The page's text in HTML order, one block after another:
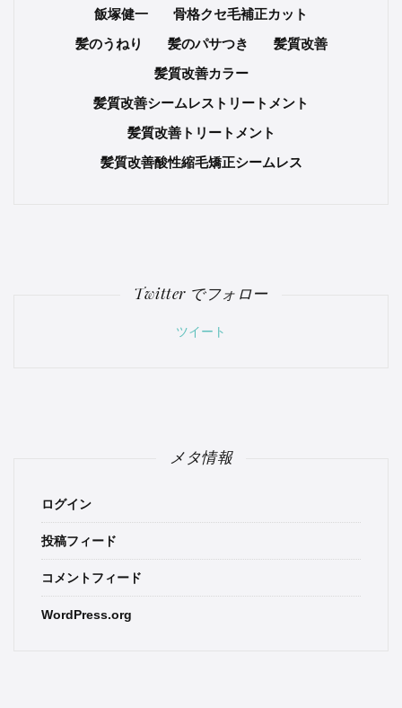
飯塚健一
骨格クセ毛補正カット
髪のうねり
髪のパサつき
髪質改善
髪質改善カラー
髪質改善シームレストリートメント
髪質改善トリートメント
髪質改善酸性縮毛矯正シームレス
Twitter でフォロー
ツイート
メタ情報
ログイン
投稿フィード
コメントフィード
WordPress.org